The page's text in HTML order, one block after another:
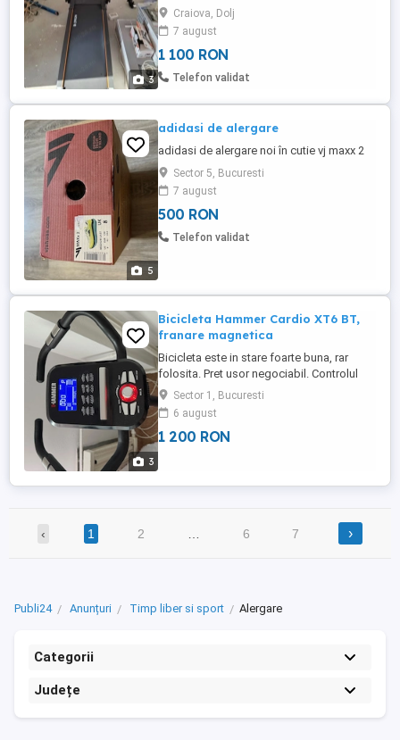
3
încadrează in spațiul alocat.
Craiova, Dolj
7 august
1 100 RON
Telefon validat
5
adidasi de alergare
adidasi de alergare noi în cutie vj maxx 2
Sector 5, Bucuresti
7 august
500 RON
Telefon validat
3
Bicicleta Hammer Cardio XT6 BT,
franare magnetica
Bicicleta este in stare foarte buna, rar
folosita. Pret usor negociabil. Controlul
computerului de antrenament este foarte
usor, cu ecran de luminare de fundal care
iti permite sa citesti clar valorile afisate în
timpul antrenamentului pe zi sau noapte.
Sector 1, Bucuresti
6 august
1 200 RON
‹ 1 2 6 7 ›
Publi24 Anunțuri Timp liber si sport Alergare
Categorii
Județe